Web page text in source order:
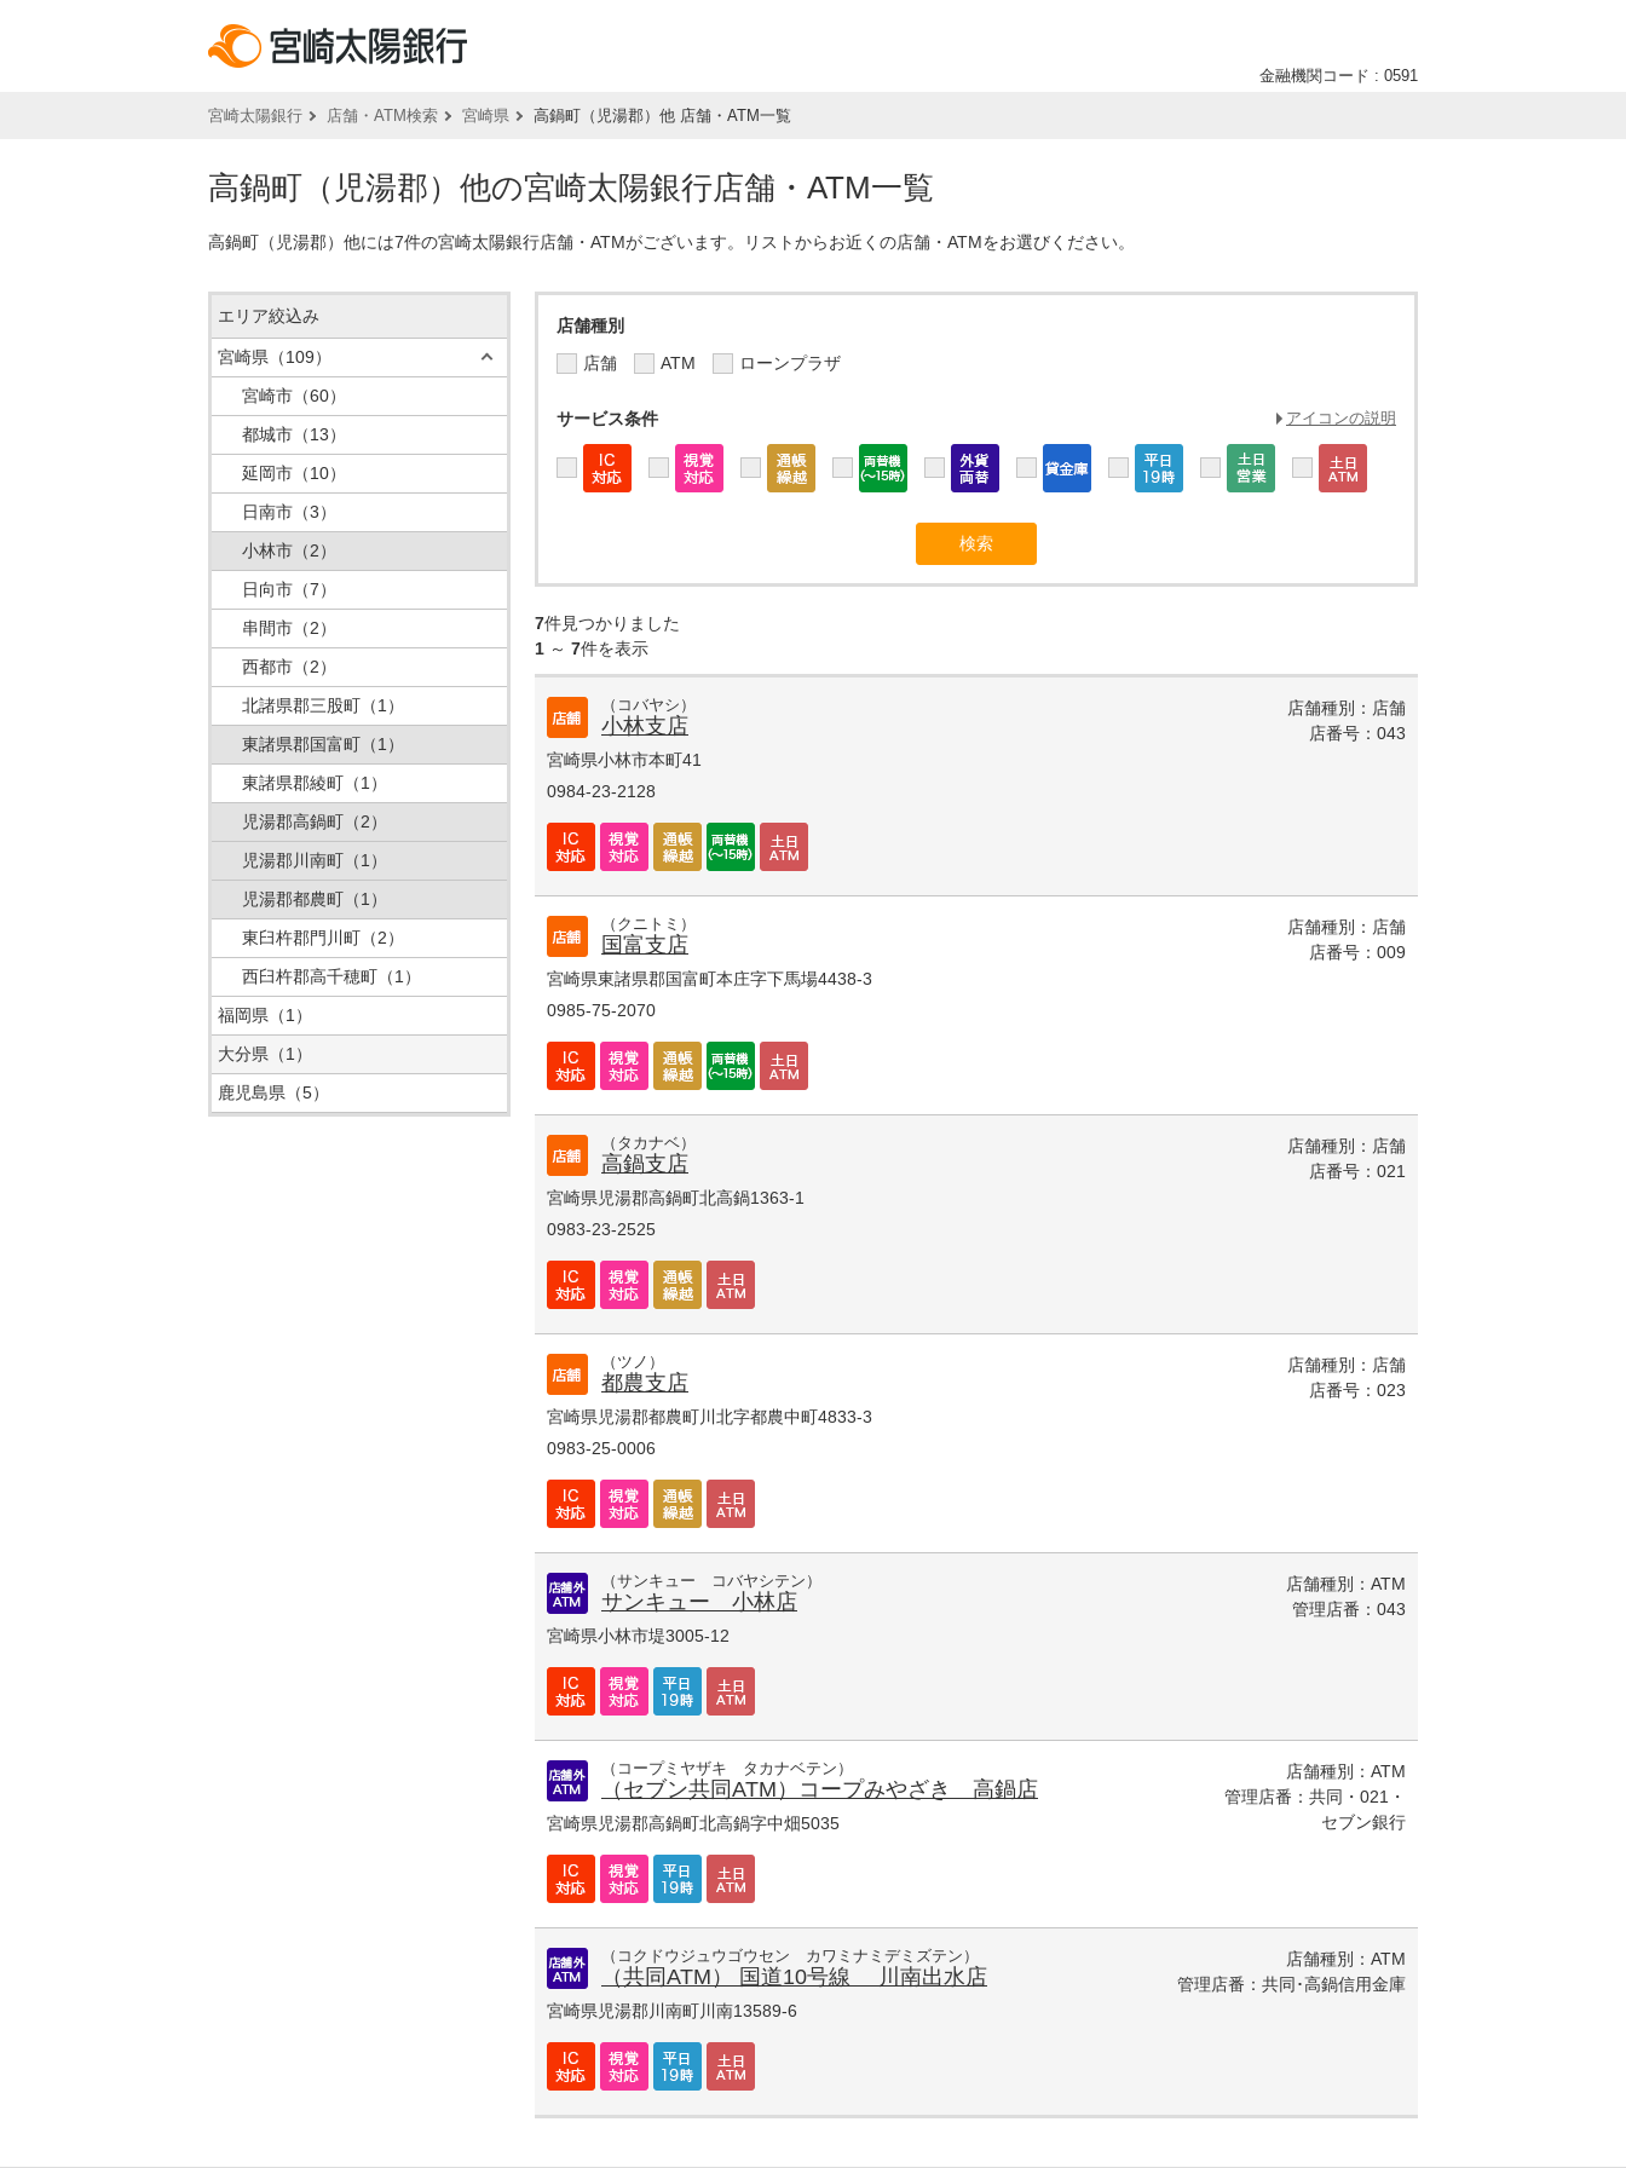
金融機関コード : 0591
宮崎太陽銀行 店舗・ATM検索 宮崎県 高鍋町（児湯郡）他 店舗・ATM一覧
高鍋町（児湯郡）他の宮崎太陽銀行店舗・ATM一覧
高鍋町（児湯郡）他には7件の宮崎太陽銀行店舗・ATMがございます。リストからお近くの店舗・ATMをお選びください。
店舗種別
店舗
ATM ローンプラザ
サービス条件 アイコンの説明
7件見つかりました
1 ～ 7件を表示
（コバヤシ）
小林支店
宮崎県小林市本町41
0984-23-2128
店舗種別：店舗
店番号：043
（クニトミ）
国富支店
宮崎県東諸県郡国富町本庄字下馬場4438-3
0985-75-2070
店舗種別：店舗
店番号：009
（タカナベ）
高鍋支店
宮崎県児湯郡高鍋町北高鍋1363-1
0983-23-2525
店舗種別：店舗
店番号：021
（ツノ）
都農支店
宮崎県児湯郡都農町川北字都農中町4833-3
0983-25-0006
店舗種別：店舗
店番号：023
（サンキュー コバヤシテン）
サンキュー 小林店
宮崎県小林市堤3005-12
店舗種別：ATM
管理店番：043
（コープミヤザキ タカナベテン）
（セブン共同ATM）コープみやざき 高鍋店
宮崎県児湯郡高鍋町北高鍋字中畑5035
店舗種別：ATM
管理店番：共同・021・
セブン銀行
（コクドウジュウゴウセン カワミナミデミズテン）
（共同ATM） 国道10号線 川南出水店
宮崎県児湯郡川南町川南13589-6
店舗種別：ATM
管理店番：共同･高鍋信用金庫
エリア絞込み
宮崎県 （109）
宮崎市 （60）
都城市 （13）
延岡市 （10）
日南市 （3）
小林市 （2）
日向市 （7）
串間市 （2）
西都市 （2）
北諸県郡三股町 （1）
東諸県郡国富町 （1）
東諸県郡綾町 （1）
児湯郡高鍋町 （2）
児湯郡川南町 （1）
児湯郡都農町 （1）
東臼杵郡門川町 （2）
西臼杵郡高千穂町 （1）
福岡県 （1）
大分県 （1）
鹿児島県 （5）